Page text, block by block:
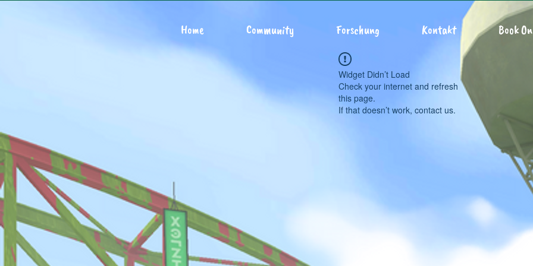
Home Community Forschung Kontakt Book
Widget Didn’t Load
Check your internet and refresh
this page.
If that doesn’t work, contact us.